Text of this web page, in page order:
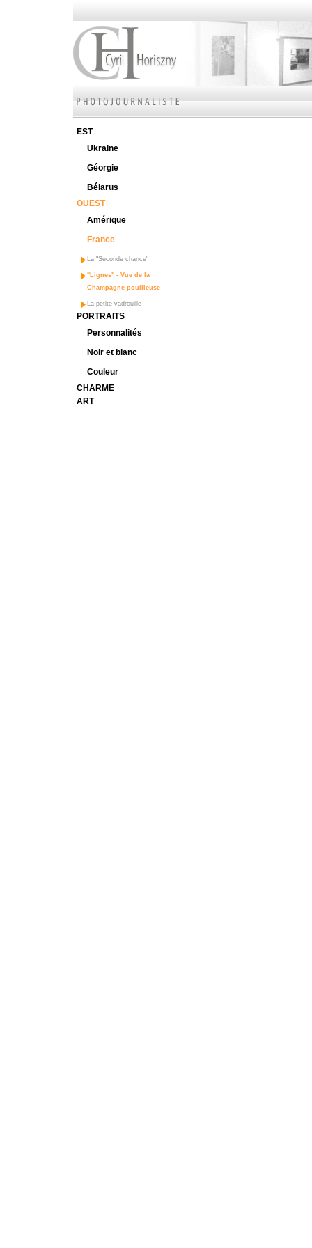
EST
Ukraine
Géorgie
Bélarus
OUEST
Amérique
France
La "Seconde chance"
"Lignes" - Vue de la
Champagne pouilleuse
La petite vadrouille
PORTRAITS
Personnalités
Noir et blanc
Couleur
CHARME
ART